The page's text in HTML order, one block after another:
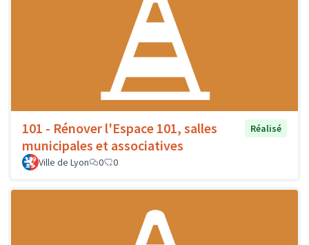
101 - Rénover l'Espace 101, salles
municipales et associatives
Réalisé
Ville de Lyon 0 0